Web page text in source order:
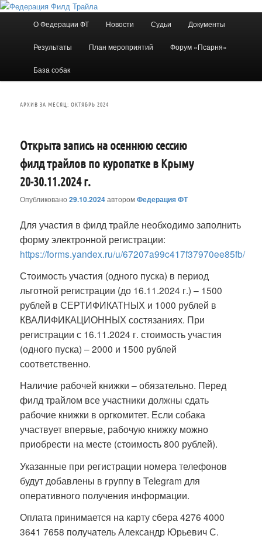
Перейти
основному
содержимому
Перейти
дополнительному
содержимомуФедерация Филд Трайла
О Федерации ФТ Новости Судьи Документы
Результаты План мероприятий Форум «Псарня»
База собак
АРХИВ ЗА МЕСЯЦ:ОКТЯБРЬ 2024
Открыта запись на осеннюю сессию
филд трайлов по куропатке в Крыму
20-30.11.2024 г.
Опубликовано29.10.2024авторомФедерация ФТ
Для участия в филд трайле необходимо заполнить
форму электронной регистрации:
https://forms.yandex.ru/u/67207a99c417f37970ee85fb/
Стоимость участия (одного пуска) в период
льготной регистрации (до 16.11.2024 г.) – 1500
рублей в СЕРТИФИКАТНЫХ и 1000 рублей в
КВАЛИФИКАЦИОННЫХ состязаниях. При
регистрации с 16.11.2024 г. стоимость участия
(одного пуска) – 2000 и 1500 рублей
соответственно.
Наличие рабочей книжки – обязательно. Перед
филд трайлом все участники должны сдать
рабочие книжки в оргкомитет. Если собака
участвует впервые, рабочую книжку можно
приобрести на месте (стоимость 800 рублей).
Указанные при регистрации номера телефонов
будут добавлены в группу в Telegram для
оперативного получения информации.
Оплата принимается на карту сбера 4276 4000
3641 7658 получатель Александр Юрьевич С.